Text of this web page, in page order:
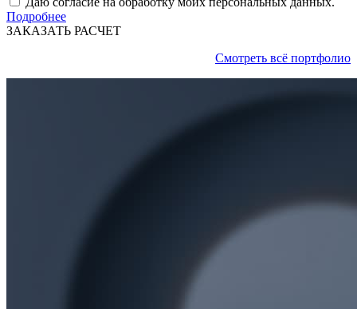
Подробнее
ЗАКАЗАТЬ РАСЧЕТ
Смотреть всё портфолио